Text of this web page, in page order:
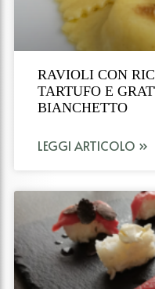
RAVIOLI CON
TARTUFO E
BIANCHETTO
LEGGI ARTICOLO »